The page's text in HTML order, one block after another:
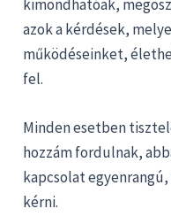
kimondhatóak,
azok a kérdések,
működéseinket,
fel.
Minden esetben
hozzám fordulnak,
kapcsolat
kérni.